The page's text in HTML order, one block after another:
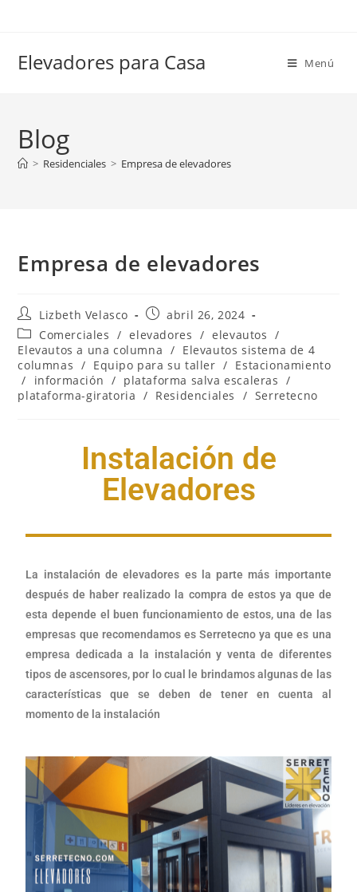
Elevadores para Casa Menú
Blog
> Residenciales > Empresa de elevadores
Empresa de elevadores
Lizbeth Velasco
abril 26, 2024
Comerciales / elevadores / elevautos /
Elevautos a una columna / Elevautos sistema de 4
columnas / Equipo para su taller / Estacionamiento
/
información / plataforma salva escaleras /
plataforma-giratoria / Residenciales / Serretecno
Instalación de
Elevadores
La instalación de elevadores es la parte más importante
después de haber realizado la compra de estos ya que de
esta depende el buen funcionamiento de estos, una de las
empresas que recomendamos es Serretecno ya que es una
empresa dedicada a la instalación y venta de diferentes
tipos de ascensores, por lo cual le brindamos algunas de las
características que se deben de tener en cuenta al
momento de la instalación